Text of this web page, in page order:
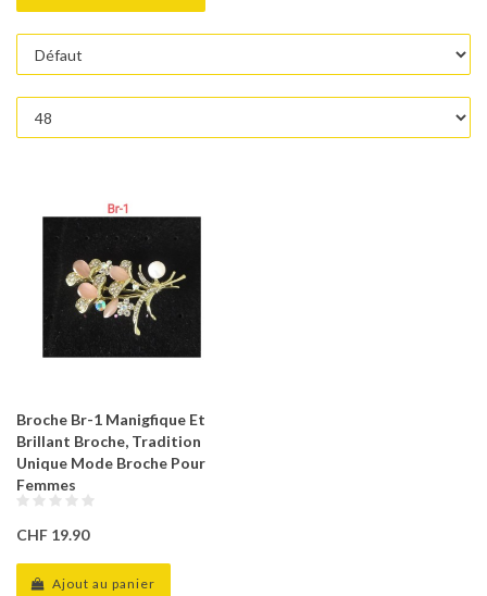
Broche Br-1 Manigfique Et
Brillant Broche, Tradition
Unique Mode Broche Pour
Femmes
CHF 19.90
Ajout au panier